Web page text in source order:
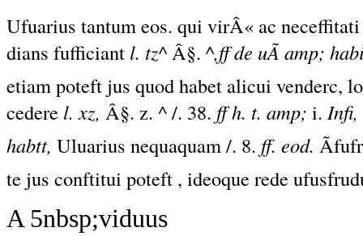
Ufuarius tantum eos. qui virÂ« ac
dians fufficiant l. tz^Â§. ^,ff de uÃ amp;
etiam poteft jus quod habet alicui venderc,
cedere l. xz, Â§. z. ^ /. 38. ff h. t. amp; i. Infi,
habtt, Uluarius nequaquam /. 8. ff. eod.
te jus conftitui poteft , ideoque rede
A 5nbsp;viduus